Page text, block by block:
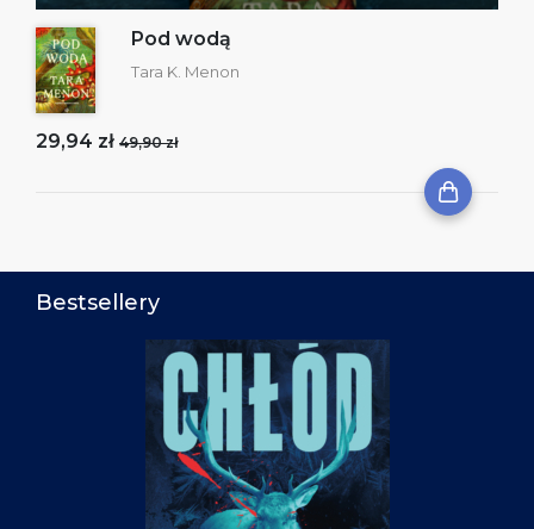
Pod wodą
Tara K. Menon
29,94 zł 49,90 zł
Bestsellery